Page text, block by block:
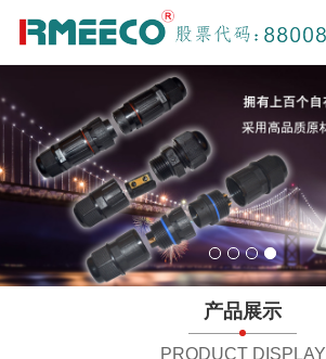
产品展示
PRODUCT DISPLAY